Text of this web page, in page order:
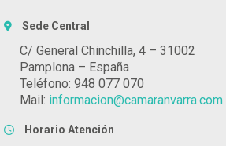
Sede Central
C/ General Chinchilla, 4 – 31002
Pamplona – España
Teléfono: 948 077 070
Mail: informacion@camaranvarra.com
Horario Atención